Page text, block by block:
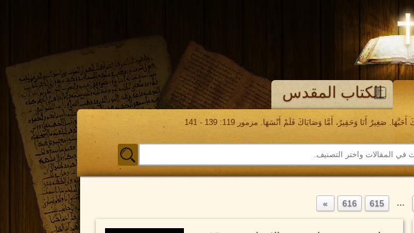
الكتاب المقدس
أَنَا وَحَقِيرٌ، أَمَّا وَصَايَاكَ فَلَمْ أَنْسَهَا. مزمور 119: 139 - 141
…
615
616